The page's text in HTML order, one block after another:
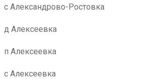
с Александрово-Ростовка
д Алексеевка
п Алексеевка
с Алексеевка